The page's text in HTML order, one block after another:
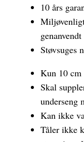
10 års
Støvsuges
Kun 10
Skal
underseng
Kan ikke
Tåler ikke